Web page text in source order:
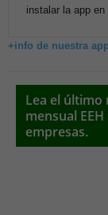
instalar la app
+info de nuestra
Lea el
mensual
empresas.